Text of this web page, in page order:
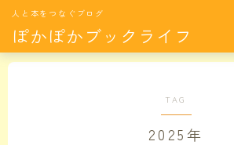
ぽかぽかブックライフ
人と本をつなぐブログ
MENU
TAG
2025年